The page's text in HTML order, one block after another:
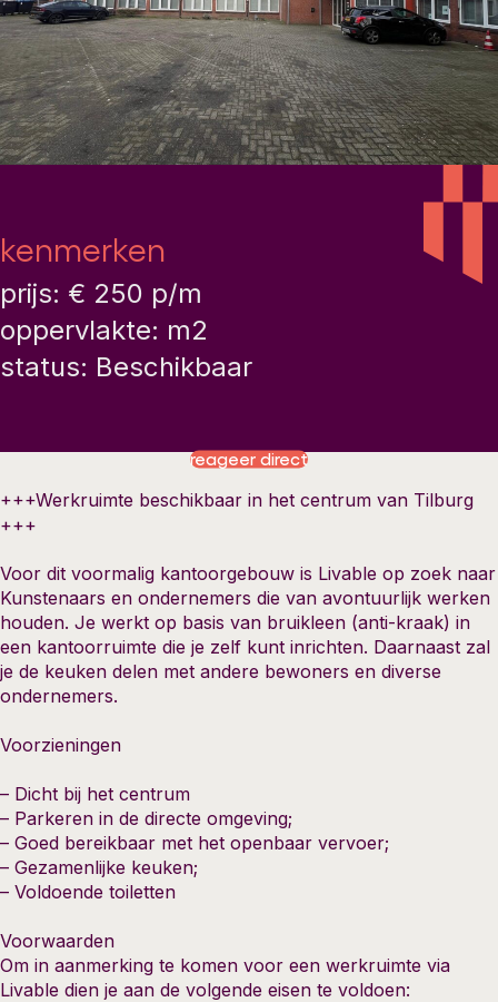
kenmerken
prijs: € 250 p/m
oppervlakte: m2
status: Beschikbaar
reageer direct
+++Werkruimte beschikbaar in het centrum van Tilburg
+++
Voor dit voormalig kantoorgebouw is Livable op zoek naar
Kunstenaars en ondernemers die van avontuurlijk werken
houden. Je werkt op basis van bruikleen (anti-kraak) in
een kantoorruimte die je zelf kunt inrichten. Daarnaast zal
je de keuken delen met andere bewoners en diverse
ondernemers.
Voorzieningen
– Dicht bij het centrum
– Parkeren in de directe omgeving;
– Goed bereikbaar met het openbaar vervoer;
– Gezamenlijke keuken;
– Voldoende toiletten
Voorwaarden
Om in aanmerking te komen voor een werkruimte via
Livable dien je aan de volgende eisen te voldoen: